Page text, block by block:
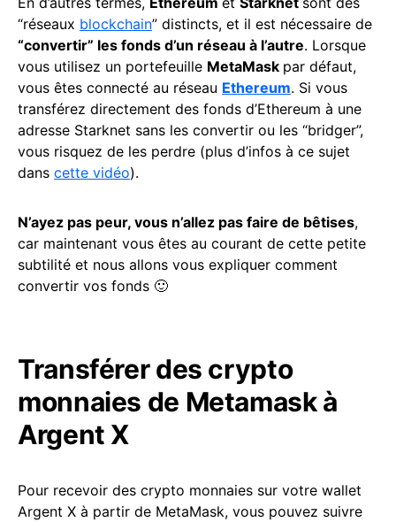
“réseaux blockchain” distincts, et il est nécessaire de
“convertir” les fonds d’un réseau à l’autre. Lorsque
vous utilisez un portefeuille MetaMask par défaut,
vous êtes connecté au réseau Ethereum. Si vous
transférez directement des fonds d’Ethereum à une
adresse Starknet sans les convertir ou les “bridger”,
vous risquez de les perdre (plus d’infos à ce sujet
dans cette vidéo).
N’ayez pas peur, vous n’allez pas faire de bêtises,
car maintenant vous êtes au courant de cette petite
subtilité et nous allons vous expliquer comment
convertir vos fonds 🙂
Transférer des crypto
monnaies de Metamask à
Argent X
Pour recevoir des crypto monnaies sur votre wallet
Argent X à partir de MetaMask, vous pouvez suivre